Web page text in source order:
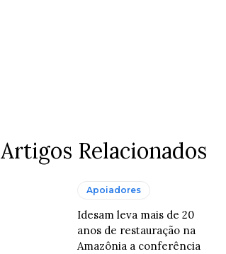
Artigos Relacionados
Apoiadores
Idesam leva mais de 20
anos de restauração na
Amazônia a conferência